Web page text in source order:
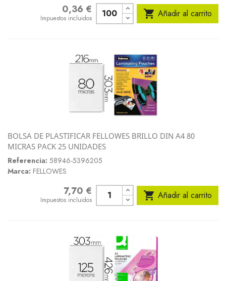
0,36 €
Impuestos incluidos  Añadir al carrito
BOLSA DE PLASTIFICAR FELLOWES BRILLO DIN A4 80
MICRAS PACK 25 UNIDADES
Referencia: 58946-5396205
Marca: FELLOWES
7,70 €
Impuestos incluidos  Añadir al carrito